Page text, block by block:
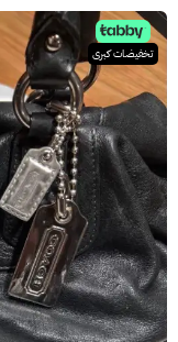
تخفيضات كبرى